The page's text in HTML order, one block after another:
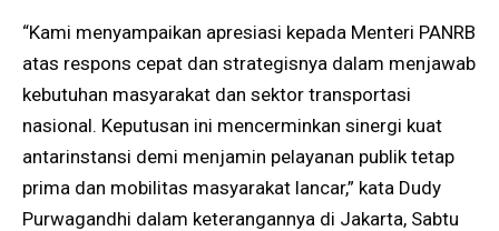
“Kami menyampaikan apresiasi kepada Menteri PANRB
atas respons cepat dan strategisnya dalam menjawab
kebutuhan masyarakat dan sektor transportasi
nasional. Keputusan ini mencerminkan sinergi kuat
antarinstansi demi menjamin pelayanan publik tetap
prima dan mobilitas masyarakat lancar,” kata Dudy
Purwagandhi dalam keterangannya di Jakarta, Sabtu